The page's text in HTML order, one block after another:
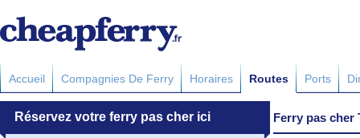
Accueil Compagnies De Ferry Horaires Routes Ports
Ferry pas cher